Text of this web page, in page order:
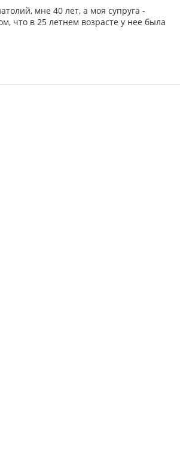
мне 40 лет, а моя супруга -
что в 25 летнем возрасте у нее была